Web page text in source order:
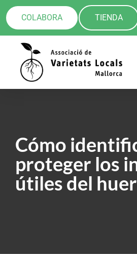
COLABORA TIENDA
Cómo
proteger los
útiles del